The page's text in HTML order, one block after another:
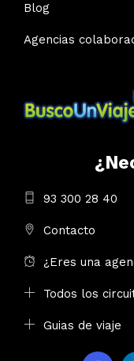
Blog
Agencias
93 300 28 40
Contacto
¿Eres una
Todos los
Guias de viaje